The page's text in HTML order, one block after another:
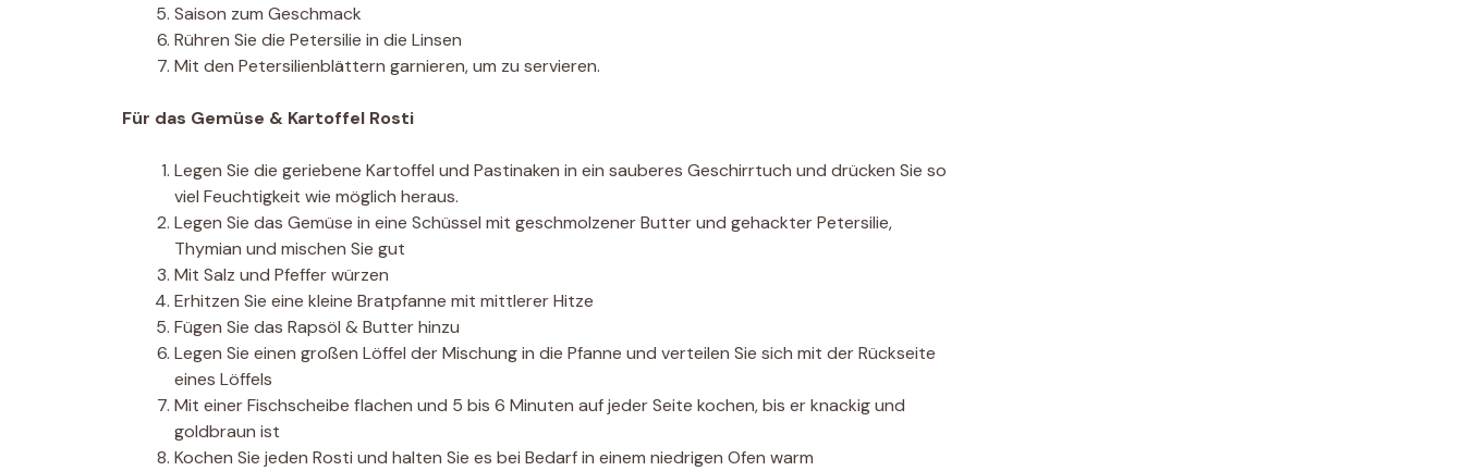
Saison zum Geschmack
Rühren Sie die Petersilie in die Linsen
Mit den Petersilienblättern garnieren, um zu servieren.
Für das Gemüse & Kartoffel Rosti
Legen Sie die geriebene Kartoffel und Pastinaken in ein sauberes Geschirrtuch und drücken Sie so
viel Feuchtigkeit wie möglich heraus.
Legen Sie das Gemüse in eine Schüssel mit geschmolzener Butter und gehackter Petersilie,
Thymian und mischen Sie gut
Mit Salz und Pfeffer würzen
Erhitzen Sie eine kleine Bratpfanne mit mittlerer Hitze
Fügen Sie das Rapsöl & Butter hinzu
Legen Sie einen großen Löffel der Mischung in die Pfanne und verteilen Sie sich mit der Rückseite
eines Löffels
Mit einer Fischscheibe flachen und 5 bis 6 Minuten auf jeder Seite kochen, bis er knackig und
goldbraun ist
Kochen Sie jeden Rosti und halten Sie es bei Bedarf in einem niedrigen Ofen warm